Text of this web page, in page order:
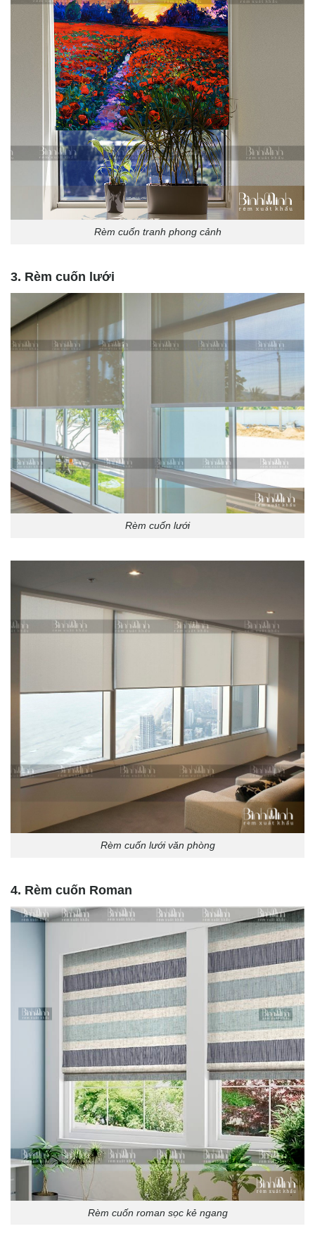
Rèm cuốn tranh phong cảnh
3. Rèm cuốn lưới
Rèm cuốn lưới
Rèm cuốn lưới văn phòng
4. Rèm cuốn Roman
Rèm cuốn roman sọc kẻ ngang